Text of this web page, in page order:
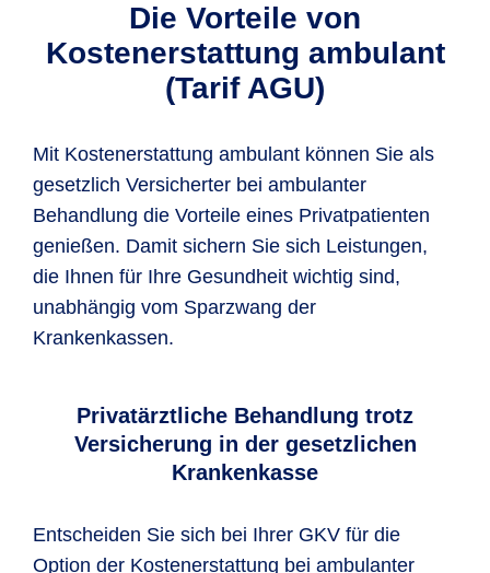
Die Vorteile von
Kostenerstattung ambulant
(Tarif AGU)
Mit Kostenerstattung ambulant können Sie als
gesetzlich Versicherter bei ambulanter
Behandlung die Vorteile eines Privatpatienten
genießen. Damit sichern Sie sich Leistungen,
die Ihnen für Ihre Gesundheit wichtig sind,
unabhängig vom Sparzwang der
Krankenkassen.
Privatärztliche Behandlung trotz
Versicherung in der gesetzlichen
Krankenkasse
Entscheiden Sie sich bei Ihrer GKV für die
Option der Kostenerstattung bei ambulanter